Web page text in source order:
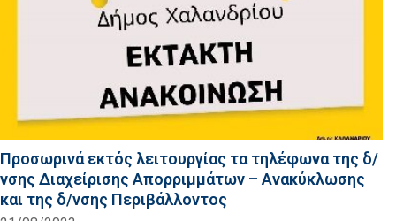
Προσωρινά εκτός λειτουργίας τα τηλέφωνα της δ/
νσης Διαχείρισης Απορριμμάτων – Ανακύκλωσης
και της δ/νσης Περιβάλλοντος